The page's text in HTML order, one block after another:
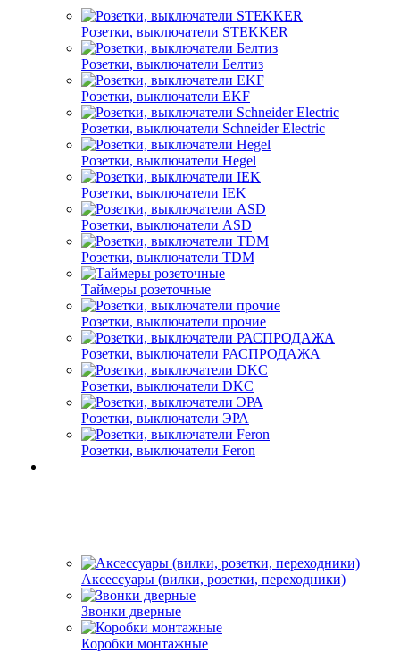
Розетки, выключатели STEKKER
Розетки, выключатели Белтиз
Розетки, выключатели EKF
Розетки, выключатели Schneider Electric
Розетки, выключатели Hegel
Розетки, выключатели IEK
Розетки, выключатели ASD
Розетки, выключатели TDM
Таймеры розеточные
Розетки, выключатели прочие
Розетки, выключатели РАСПРОДАЖА
Розетки, выключатели DKC
Розетки, выключатели ЭРА
Розетки, выключатели Feron
Аксессуары (вилки, розетки, переходники)
Звонки дверные
Коробки монтажные